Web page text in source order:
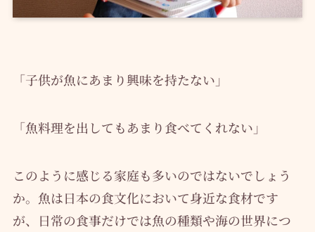
「子供が魚にあまり興味を持たない」
「魚料理を出してもあまり食べてくれない」
このように感じる家庭も多いのではないでしょう
か。魚は日本の食文化において身近な食材です
が、日常の食事だけでは魚の種類や海の世界につ